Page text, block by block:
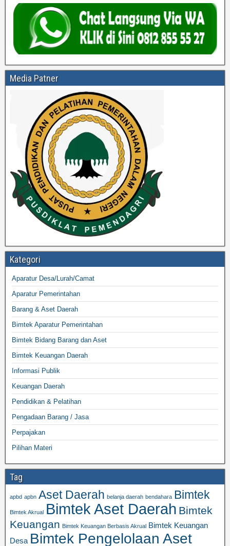
Media Patner
Kategori
Aparatur Desa/Lurah/Camat
Aparatur Pemerintahan
Barang & Aset Daerah
Bimtek Aparatur Pemerintahan
Bimtek Bidang Barang dan Aset
Bimtek Keuangan Daerah
Informasi Publik
Keuangan Daerah
Pendidikan & Pelatihan
Pengadaan Barang / Jasa
Perpajakan
Pilihan Materi
Tag
apbd apbn Aset Daerah belanja daerah bendahara Bimtek
Bimtek Akrual Bimtek Aset Daerah Bimtek
Keuangan Bimtek Keuangan Berbasis Akrual Bimtek Keuangan
Desa Bimtek Pengelolaan Aset